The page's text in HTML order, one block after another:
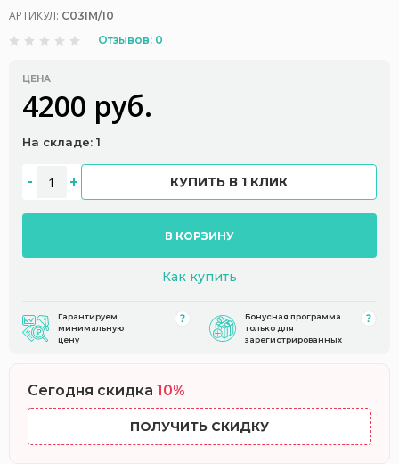
АРТИКУЛ: C03IM/10
Отзывов: 0
ЦЕНА
4200 руб.
На складе: 1
КУПИТЬ В 1 КЛИК
В КОРЗИНУ
Как купить
Гарантируем
минимальную
цену
Бонусная программа
только для
зарегистрированных
Сегодня скидка 10%
ПОЛУЧИТЬ СКИДКУ